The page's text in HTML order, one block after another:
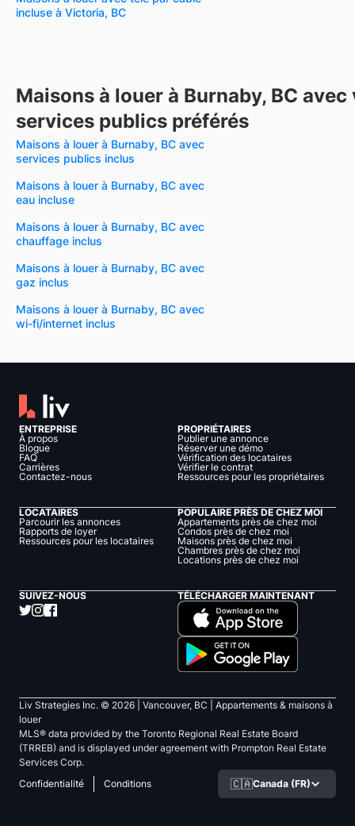
incluse à Victoria, BC
Maisons à louer à Burnaby, BC avec
services publics préférés
Maisons à louer à Burnaby, BC avec
services publics inclus
Maisons à louer à Burnaby, BC avec
eau incluse
Maisons à louer à Burnaby, BC avec
chauffage inclus
Maisons à louer à Burnaby, BC avec
gaz inclus
Maisons à louer à Burnaby, BC avec
wi-fi/internet inclus
ENTREPRISE
À propos
Blogue
FAQ
Carrières
Contactez-nous
PROPRIÉTAIRES
Publier une annonce
Réserver une démo
Vérification des locataires
Vérifier le contrat
Ressources pour les propriétaires
LOCATAIRES
Parcourir les annonces
Rapports de loyer
Ressources pour les locataires
POPULAIRE PRÈS DE CHEZ MOI
Appartements près de chez moi
Condos près de chez moi
Maisons près de chez moi
Chambres près de chez moi
Locations près de chez moi
SUIVEZ-NOUS TÉLÉCHARGER MAINTENANT
Liv Strategies Inc. © 2026 | Vancouver, BC |
Appartements & maisons à
louer
MLS® data provided by the Toronto Regional Real Estate Board
(TRREB) and is displayed under agreement with Prompton Real Estate
Services Corp.
Confidentialité
Conditions 🇨🇦Canada (FR)